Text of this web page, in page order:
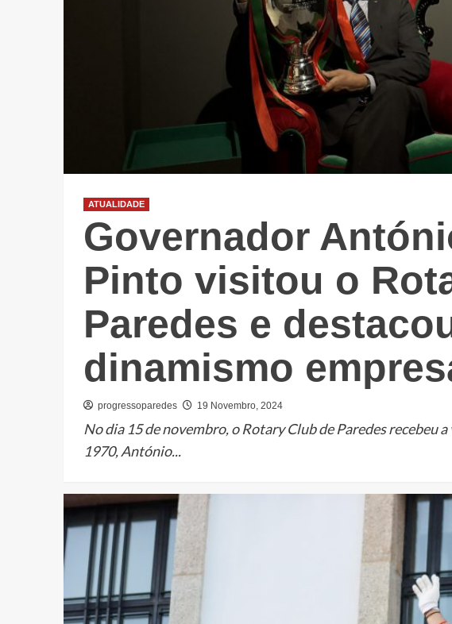
ATUALIDADE
Governador
Pinto visitou o
Paredes e
dinamismo
progressoparedes 19 Novembro, 2024
No dia 15 de novembro, o Rotary Club de Paredes
1970, António...